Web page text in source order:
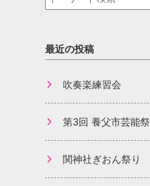
最近の投稿
吹奏楽練習会
第3回 養父市芸能祭
関神社ぎおん祭り